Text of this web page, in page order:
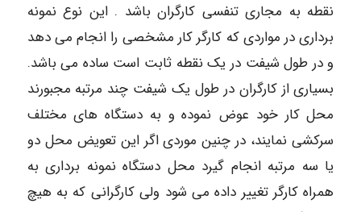
نقطه به مجاری تنفسی کارگران باشد . این نوع نمونه
برداری در مواردی که کارگر کار مشخصی را انجام می دهد
و در طول شیفت در یک نقطه ثابت است ساده می باشد.
بسیاری از کارگران در طول یک شیفت چند مرتبه مجبورند
محل کار خود عوض نموده و به دستگاه های مختلف
سرکشی نمایند، در چنین موردی اگر این تعویض محل دو
یا سه مرتبه انجام گیرد محل دستگاه نمونه برداری به
همراه کارگر تغییر داده می شود ولی کارگرانی که به هیچ